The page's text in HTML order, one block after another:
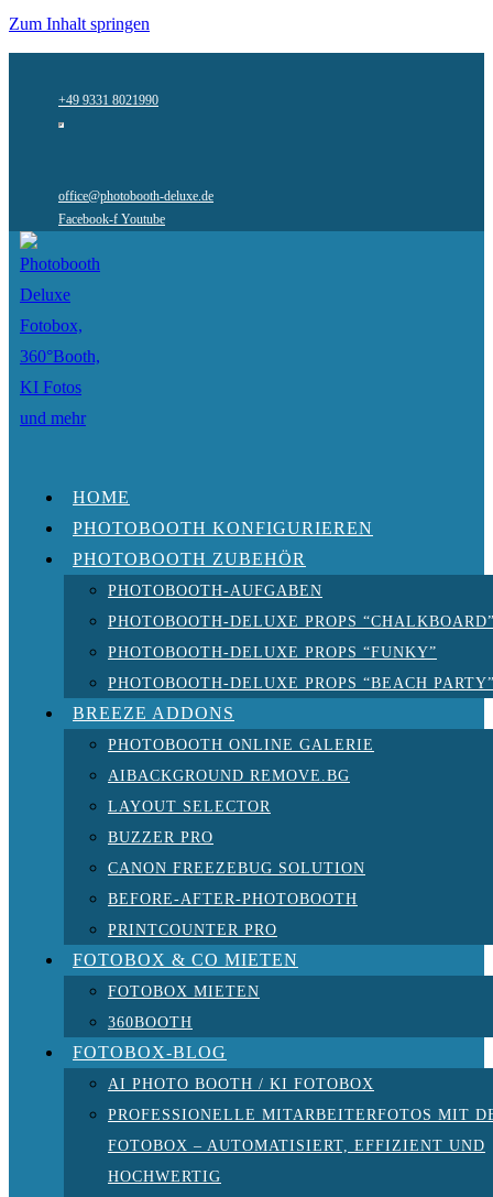
Zum Inhalt springen
+49 9331 8021990
office@photobooth-deluxe.de
Facebook-f Youtube
HOME
PHOTOBOOTH KONFIGURIEREN
PHOTOBOOTH ZUBEHÖR
PHOTOBOOTH-AUFGABEN
PHOTOBOOTH-DELUXE PROPS
PHOTOBOOTH-DELUXE PROPS “FUNKY”
PHOTOBOOTH-DELUXE PROPS “BEACH
BREEZE ADDONS
PHOTOBOOTH ONLINE GALERIE
AIBACKGROUND REMOVE.BG
LAYOUT SELECTOR
BUZZER PRO
CANON FREEZEBUG SOLUTION
BEFORE-AFTER-PHOTOBOOTH
PRINTCOUNTER PRO
FOTOBOX & CO MIETEN
FOTOBOX MIETEN
360BOOTH
FOTOBOX-BLOG
AI PHOTO BOOTH / KI FOTOBOX
PROFESSIONELLE MITARBEITERFOTOS MIT
FOTOBOX – AUTOMATISIERT, EFFIZIENT UND
HOCHWERTIG